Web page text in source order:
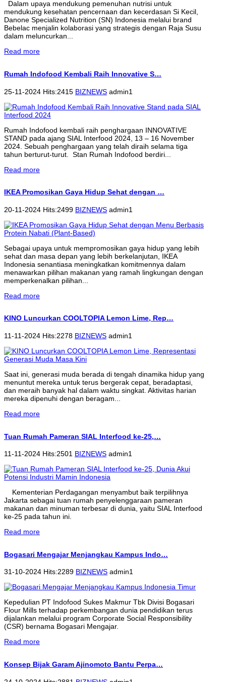
Dalam upaya mendukung pemenuhan nutrisi untuk
mendukung kesehatan pencernaan dan kecerdasan Si Kecil,
Danone Specialized Nutrition (SN) Indonesia melalui brand
Bebelac menjalin kolaborasi yang strategis dengan Raja Susu
dalam meluncurkan...
Read more
Rumah Indofood Kembali Raih Innovative S…
25-11-2024 Hits:2415 BIZNEWS admin1
Rumah Indofood kembali raih penghargaan INNOVATIVE
STAND pada ajang SIAL Interfood 2024, 13 – 16 November
2024. Sebuah penghargaan yang telah diraih selama tiga
tahun berturut-turut. Stan Rumah Indofood berdiri...
Read more
IKEA Promosikan Gaya Hidup Sehat dengan …
20-11-2024 Hits:2499 BIZNEWS admin1
Sebagai upaya untuk mempromosikan gaya hidup yang lebih
sehat dan masa depan yang lebih berkelanjutan, IKEA
Indonesia senantiasa meningkatkan komitmennya dalam
menawarkan pilihan makanan yang ramah lingkungan dengan
memperkenalkan pilihan...
Read more
KINO Luncurkan COOLTOPIA Lemon Lime, Rep…
11-11-2024 Hits:2278 BIZNEWS admin1
Saat ini, generasi muda berada di tengah dinamika hidup yang
menuntut mereka untuk terus bergerak cepat, beradaptasi,
dan meraih banyak hal dalam waktu singkat. Aktivitas harian
mereka dipenuhi dengan beragam...
Read more
Tuan Rumah Pameran SIAL Interfood ke-25,…
11-11-2024 Hits:2501 BIZNEWS admin1
Kementerian Perdagangan menyambut baik terpilihnya
Jakarta sebagai tuan rumah penyelenggaraan pameran
makanan dan minuman terbesar di dunia, yaitu SIAL Interfood
ke-25 pada tahun ini.
Read more
Bogasari Mengajar Menjangkau Kampus Indo…
31-10-2024 Hits:2289 BIZNEWS admin1
Kepedulian PT Indofood Sukes Makmur Tbk Divisi Bogasari
Flour Mills terhadap perkembangan dunia pendidikan terus
dijalankan melalui program Corporate Social Responsibility
(CSR) bernama Bogasari Mengajar.
Read more
Konsep Bijak Garam Ajinomoto Bantu Perpa…